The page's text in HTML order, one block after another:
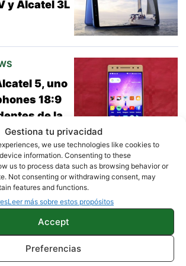
Gestiona tu privacidad
we use technologies like cookies to
information. Consenting to these
us to process data such as browsing behavior or
Not consenting or withdrawing consent, may
features and functions.
Leer más sobre estos propósitos
Accept
Preferencias
y Alcatel 3L
5, uno
18:9
de la
3 4 Siguiente »
y soluciones para móviles